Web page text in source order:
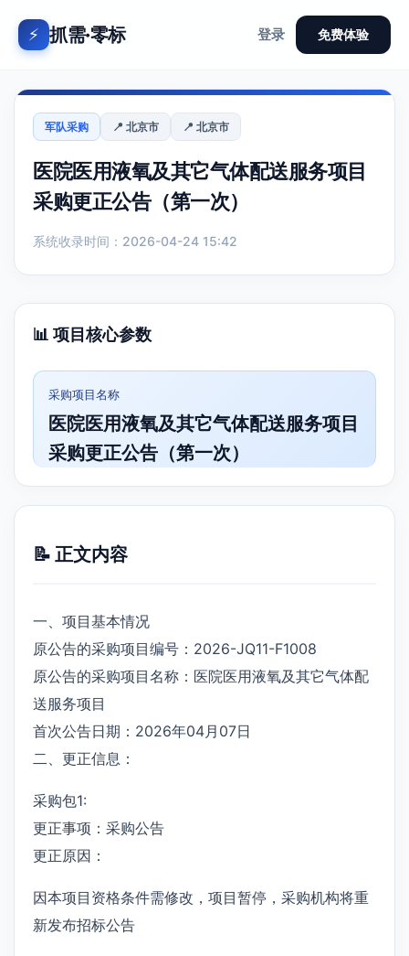
⚡ 抓需·零标 登录 免费体验
军队采购 📍 北京市 📍 北京市
医院医用液氧及其它气体配送服务项目
采购更正公告（第一次）
系统收录时间：2026-04-24 15:42
📊 项目核心参数
采购项目名称
医院医用液氧及其它气体配送服务项目
采购更正公告（第一次）
📝 正文内容
一、项目基本情况
原公告的采购项目编号：2026-JQ11-F1008
原公告的采购项目名称：医院医用液氧及其它气体配
送服务项目
首次公告日期：2026年04月07日
二、更正信息：
采购包1:
更正事项：采购公告
更正原因：
因本项目资格条件需修改，项目暂停，采购机构将重
新发布招标公告